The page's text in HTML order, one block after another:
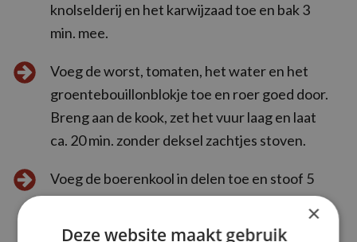
knolselderij en het karwijzaad toe en bak 3
min. mee.
Voeg de worst, tomaten, het water en het
groentebouillonblokje toe en roer goed door.
Breng aan de kook, zet het vuur laag en laat
ca. 20 min. zonder deksel zachtjes stoven.
Voeg de boerenkool in delen toe en stoof 5
min. Breng op smaak met de chilivlokken en
eventueel zout. Snijd de peterselie fijn en
×
Deze website maakt gebruik